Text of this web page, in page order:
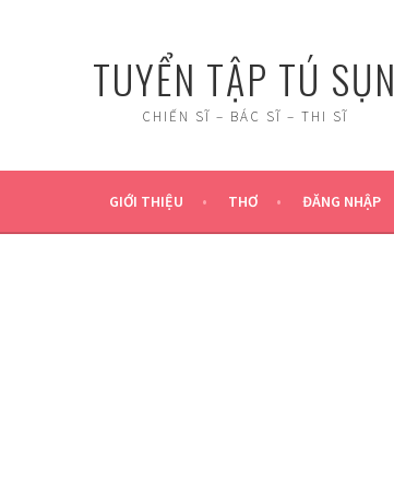
TUYỂN TẬP TÚ SỤN
CHIẾN SĨ – BÁC SĨ – THI SĨ
GIỚI THIỆU THƠ ĐĂNG NHẬP